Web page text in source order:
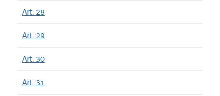
Art. 28
Art. 29
Art. 30
Art. 31